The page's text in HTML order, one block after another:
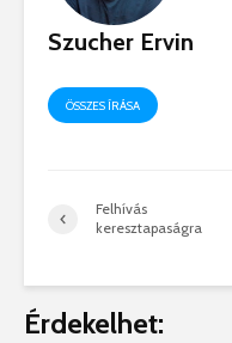
Szucher Ervin
ÖSSZES ÍRÁSA
Felhívás
keresztapaságra
Érdekelhet: